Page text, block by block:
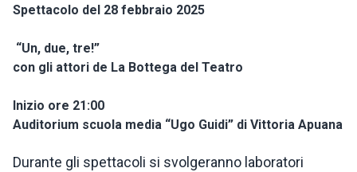
Spettacolo del 28 febbraio 2025
“Un, due, tre!”
con gli attori de La Bottega del Teatro
Inizio ore 21:00
Auditorium scuola media “Ugo Guidi” di Vittoria Apuana
Durante gli spettacoli si svolgeranno laboratori